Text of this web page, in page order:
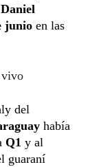
junio en las
vivo
del
había
Q1 y al
guaraní